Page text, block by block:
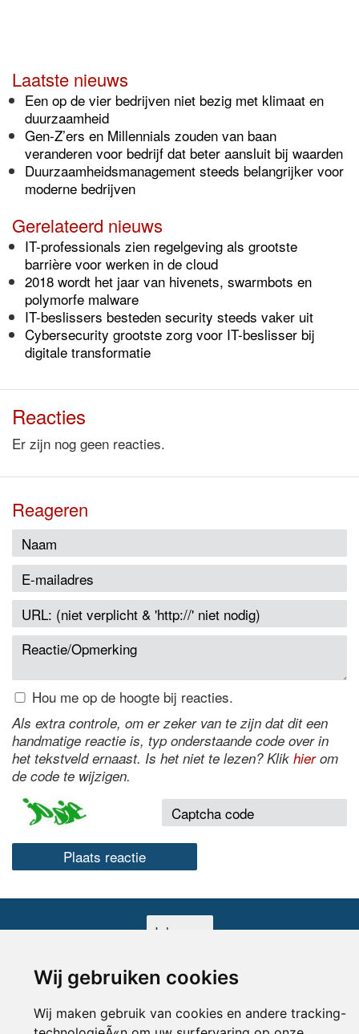
Wij gebruiken cookies
Wij maken gebruik van cookies en andere tracking-
Laatste nieuws
Een op de vier bedrijven niet bezig met klimaat en
duurzaamheid
Gen-Z’ers en Millennials zouden van baan
veranderen voor bedrijf dat beter aansluit bij waarden
Duurzaamheidsmanagement steeds belangrijker voor
moderne bedrijven
Gerelateerd nieuws
IT-professionals zien regelgeving als grootste
barrière voor werken in de cloud
2018 wordt het jaar van hivenets, swarmbots en
polymorfe malware
IT-beslissers besteden security steeds vaker uit
Cybersecurity grootste zorg voor IT-beslisser bij
digitale transformatie
Reacties
Er zijn nog geen reacties.
Reageren
Hou me op de hoogte bij reacties.
Als extra controle, om er zeker van te zijn dat dit een
handmatige reactie is, typ onderstaande code over in
het tekstveld ernaast. Is het niet te lezen? Klik hierom
de code te wijzigen.
Inloggen
© 2000-2026 UFE Media:Managersonline.nl
Partners: Autowereld.com| Personeelsnet| ABM Financial News